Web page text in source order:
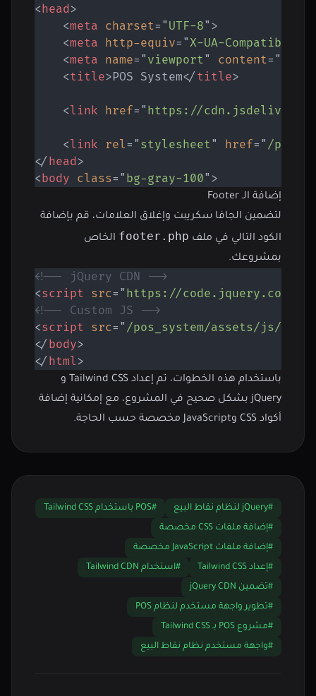
<head>
<meta charset= " UTF-8" >
<meta http-equiv= "X-UA-Compatible
<meta name= " viewport" content= "
<title>POS System</ title>
<link href= " https://cdn.jsdelivr.net/
<link rel= " stylesheet" href= " /
</ head>
<body class= " bg-gray-100" >
إضافة الـ Footer
لتضمين الجافا سكريبت وإغلاق العلامات، قم بإضافة
الكود التالي في ملف footer.php الخاص
بمشروعك.
<!-- jQuery CDN -->
<script src= " https://code.jquery.com/
<!-- Custom JS -->
<script src= " /pos_system/assets/js/
</ body>
</ html>
باستخدام هذه الخطوات، تم إعداد Tailwind CSS و
jQuery بشكل صحيح في المشروع، مع إمكانية إضافة
أكواد CSS وJavaScript مخصصة حسب الحاجة.
#jQuery لنظام نقاط البيع
#POS باستخدام Tailwind CSS
#إضافة ملفات CSS مخصصة
#إضافة ملفات JavaScript مخصصة
#إعداد Tailwind CSS
#استخدام Tailwind CDN
#تضمين jQuery CDN
#تطوير واجهة مستخدم لنظام POS
#مشروع POS بـ Tailwind CSS
#واجهة مستخدم نظام نقاط البيع